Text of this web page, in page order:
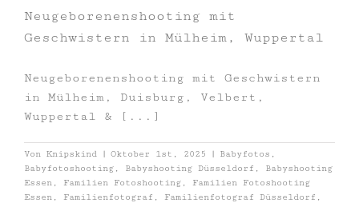
Neugeborenenshooting mit
Geschwistern in Mülheim, Wuppertal
Neugeborenenshooting mit Geschwistern
in Mülheim, Duisburg, Velbert,
Wuppertal & [...]
Von Knipskind | Oktober 1st, 2025 | Babyfotos ,
Babyfotoshooting , Babyshooting Düsseldorf , Babyshooting
Essen , Familien Fotoshooting , Familien Fotoshooting
Essen , Familienfotograf , Familienfotograf Düsseldorf ,